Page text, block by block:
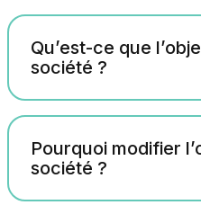
Qu’est-ce que
société ?
Pourquoi modifier
société ?